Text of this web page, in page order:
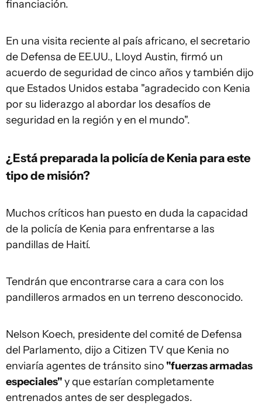
financiación.
En una visita reciente al país africano, el secretario
de Defensa de EE.UU., Lloyd Austin, firmó un
acuerdo de seguridad de cinco años y también dijo
que Estados Unidos estaba "agradecido con Kenia
por su liderazgo al abordar los desafíos de
seguridad en la región y en el mundo".
¿Está preparada la policía de Kenia para este
tipo de misión?
Muchos críticos han puesto en duda la capacidad
de la policía de Kenia para enfrentarse a las
pandillas de Haití.
Tendrán que encontrarse cara a cara con los
pandilleros armados en un terreno desconocido.
Nelson Koech, presidente del comité de Defensa
del Parlamento, dijo a Citizen TV que Kenia no
enviaría agentes de tránsito sino "fuerzas armadas
especiales"y que estarían completamente
entrenados antes de ser desplegados.